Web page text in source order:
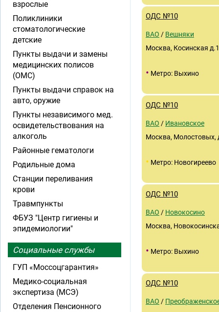
ОДС №10
ВАО / Вешняки
Москва, Косинская
• Метро: Выхино
ОДС №10
ВАО / Ивановское
Москва, Молостовых,
• Метро: Новогиреево
ОДС №10
ВАО / Новокосино
Москва,
• Метро: Выхино
ОДС №10
ВАО /
взрослые
Поликлиники
стоматологические
детские
Пункты выдачи и замены
медицинских полисов
(ОМС)
Пункты выдачи справок на
авто, оружие
Пункты независимого мед.
освидетельствования на
алкоголь
Районные гематологи
Родильные дома
Станции переливания
крови
Травмпункты
ФБУЗ "Центр гигиены и
эпидемиологии"
Социальные службы
ГУП «Моссоцгарантия»
Медико-социальная
экспертиза (МСЭ)
Отделения Пенсионного